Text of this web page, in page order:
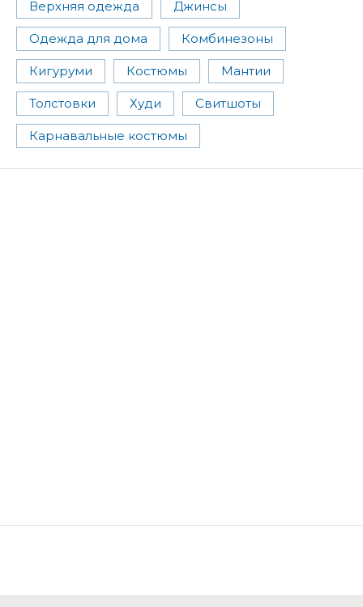
Верхняя одежда Джинсы
Одежда для дома Комбинезоны
Кигуруми Костюмы Мантии
Толстовки Худи Свитшоты
Карнавальные костюмы